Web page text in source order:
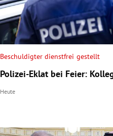
Beschuldigter dienstfrei gestellt
Polizei-Eklat bei Feier:
Heute